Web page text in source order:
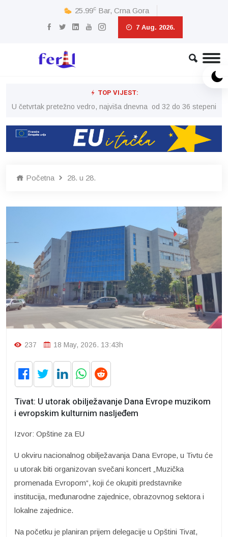
25.99c Bar, Crna Gora
7 Aug. 2026.
TOP VIJEST:
U četvrtak pretežno vedro, najviša dnevna od 32 do 36 stepeni
Početna 28. u 28.
237 18 May, 2026. 13:43h
Tivat: U utorak obilježavanje Dana Evrope muzikom
i evropskim kulturnim nasljeđem
Izvor: Opštine za EU
U okviru nacionalnog obilježavanja Dana Evrope, u Tivtu će
u utorak biti organizovan svečani koncert „Muzička
promenada Evropom“, koji će okupiti predstavnike
institucija, međunarodne zajednice, obrazovnog sektora i
lokalne zajednice.
Na početku je planiran prijem delegacije u Opštini Tivat,